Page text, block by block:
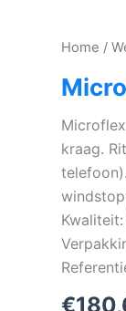
Home /
kraag.
€